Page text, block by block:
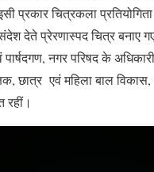
प्रकार चित्रकला प्रतियोगिता
देते प्रेरणास्पद चित्र बनाए
पार्षदगण, नगर परिषद के
छात्र एवं महिला बाल
रहीं।